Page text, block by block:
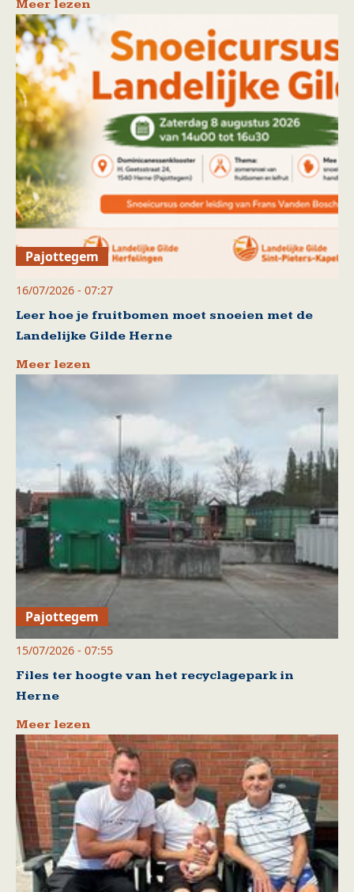
Meer lezen
Pajottegem
16/07/2026 - 07:27
Leer hoe je fruitbomen moet snoeien met de
Landelijke Gilde Herne
Meer lezen
Pajottegem
15/07/2026 - 07:55
Files ter hoogte van het recyclagepark in
Herne
Meer lezen